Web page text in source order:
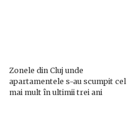
Zonele din Cluj unde
apartamentele s-au scumpit cel
mai mult în ultimii trei ani